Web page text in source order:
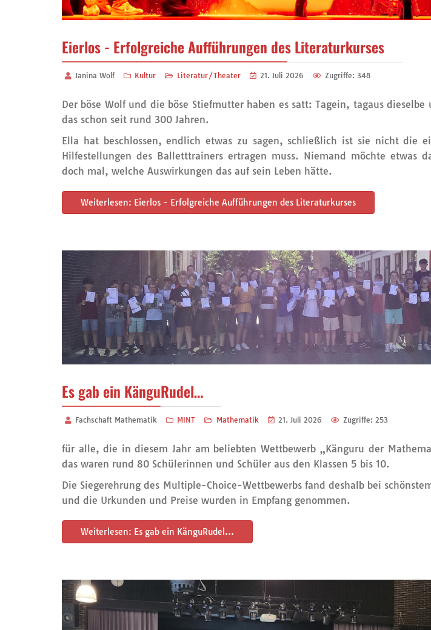
Eierlos - Erfolgreiche Aufführungen des Literaturkurses
Janina Wolf Kultur Literatur/Theater 21. Juli 2026 Zugriffe: 348
Der böse Wolf und die böse Stiefmutter haben es satt: Tagein, tagaus
das schon seit rund 300 Jahren.
Ella hat beschlossen, endlich etwas zu sagen, schließlich ist sie nicht die
Hilfestellungen des Balletttrainers ertragen muss. Niemand möchte etwas
doch mal, welche Auswirkungen das auf sein Leben hätte.
Weiterlesen: Eierlos - Erfolgreiche Aufführungen des Literaturkurses
Es gab ein KänguRudel…
Fachschaft Mathematik MINT Mathematik 21. Juli 2026 Zugriffe: 253
für alle, die in diesem Jahr am beliebten Wettbewerb „Känguru der
das waren rund 80 Schülerinnen und Schüler aus den Klassen 5 bis 10.
Die Siegerehrung des Multiple-Choice-Wettbewerbs fand deshalb bei
und die Urkunden und Preise wurden in Empfang genommen.
Weiterlesen: Es gab ein KänguRudel…